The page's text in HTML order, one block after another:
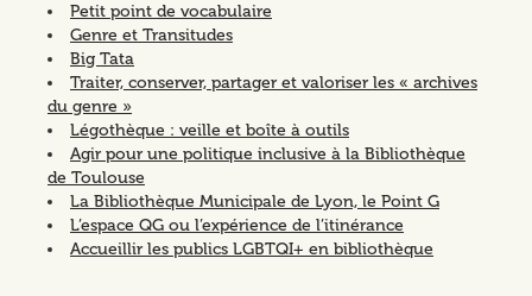
Petit point de vocabulaire
Genre et Transitudes
Big Tata
Traiter, conserver, partager et valoriser les « archives
du genre »
Légothèque : veille et boîte à outils
Agir pour une politique inclusive à la Bibliothèque
de Toulouse
La Bibliothèque Municipale de Lyon, le Point G
L’espace QG ou l’expérience de l’itinérance
Accueillir les publics LGBTQI+ en bibliothèque